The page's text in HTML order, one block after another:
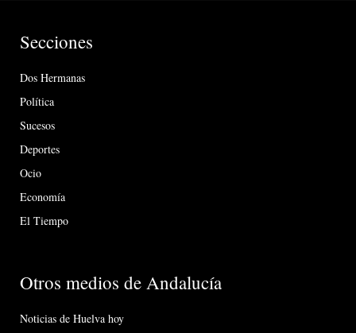
Secciones
Dos Hermanas
Política
Sucesos
Deportes
Ocio
Economía
El Tiempo
Otros medios de Andalucía
Noticias de Huelva hoy